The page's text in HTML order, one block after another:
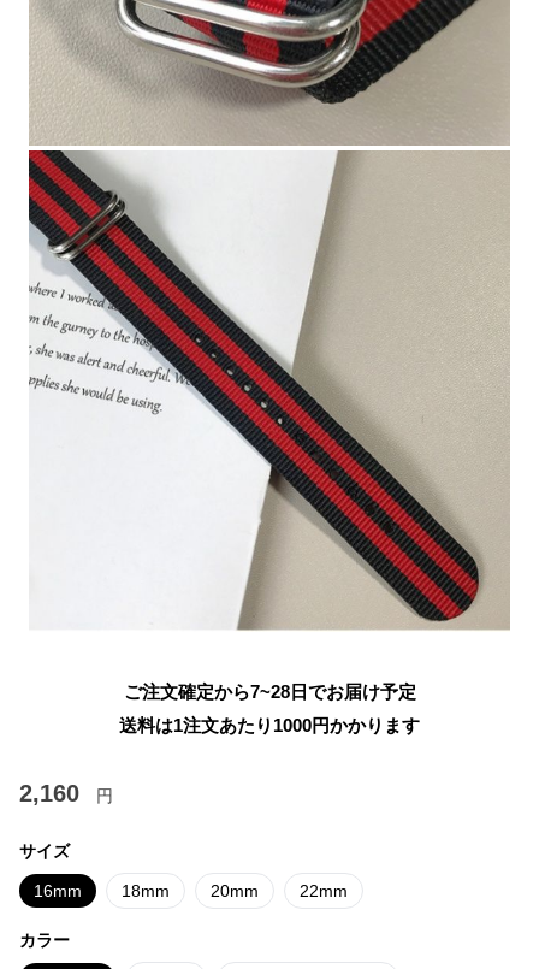
ご注文確定から7~28日でお届け予定
送料は1注文あたり 1000円かかります
2,160 円
サイズ
16mm 18mm 20mm 22mm
カラー